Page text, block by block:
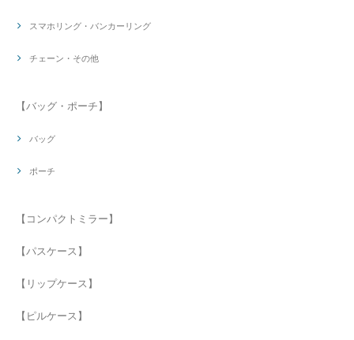
スマホリング・バンカーリング
チェーン・その他
【バッグ・ポーチ】
バッグ
ポーチ
【コンパクトミラー】
【パスケース】
【リップケース】
【ピルケース】